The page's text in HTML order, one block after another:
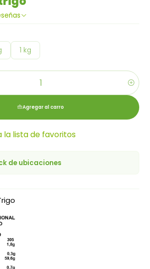
1 kg
Agregar al carro
la lista de favoritos
de ubicaciones